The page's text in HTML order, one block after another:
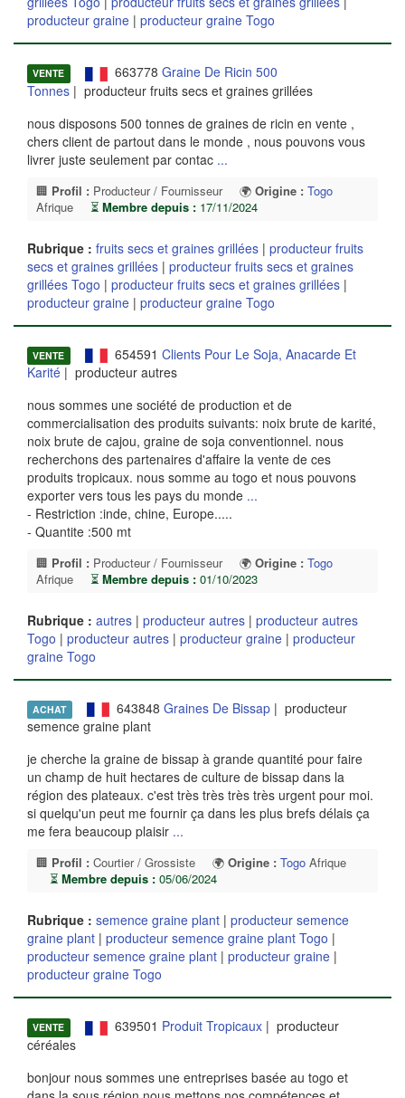
producteur graine | producteur graine Togo
VENTE 663778 Graine De Ricin 500
Tonnes | producteur fruits secs et graines grillées
nous disposons 500 tonnes de graines de ricin en vente ,
chers client de partout dans le monde , nous pouvons vous
livrer juste seulement par contac ...
🏢 Profil : Producteur / Fournisseur 🌍 Origine : Togo
Afrique
⏳ Membre depuis : 17/11/2024
Rubrique : fruits secs et graines grillées | producteur fruits
secs et graines grillées | producteur fruits secs et graines
grillées Togo | producteur fruits secs et graines grillées |
producteur graine | producteur graine Togo
VENTE 654591 Clients Pour Le Soja, Anacarde Et
Karité | producteur autres
nous sommes une société de production et de
commercialisation des produits suivants: noix brute de karité,
noix brute de cajou, graine de soja conventionnel. nous
recherchons des partenaires d'affaire la vente de ces
produits tropicaux. nous somme au togo et nous pouvons
exporter vers tous les pays du monde ...
- Restriction :inde, chine, Europe.....
- Quantite :500 mt
🏢 Profil : Producteur / Fournisseur 🌍 Origine : Togo
Afrique
⏳ Membre depuis : 01/10/2023
Rubrique : autres | producteur autres | producteur autres
Togo | producteur autres | producteur graine | producteur
graine Togo
ACHAT 643848 Graines De Bissap| producteur
semence graine plant
je cherche la graine de bissap à grande quantité pour faire
un champ de huit hectares de culture de bissap dans la
région des plateaux. c'est très très très très urgent pour moi.
si quelqu'un peut me fournir ça dans les plus brefs délais ça
me fera beaucoup plaisir ...
🏢 Profil : Courtier / Grossiste 🌍 Origine : Togo Afrique
⏳ Membre depuis : 05/06/2024
Rubrique : semence graine plant | producteur semence
graine plant | producteur semence graine plant Togo |
producteur semence graine plant | producteur graine |
producteur graine Togo
VENTE 639501 Produit Tropicaux| producteur
céréales
bonjour nous sommes une entreprises basée au togo et